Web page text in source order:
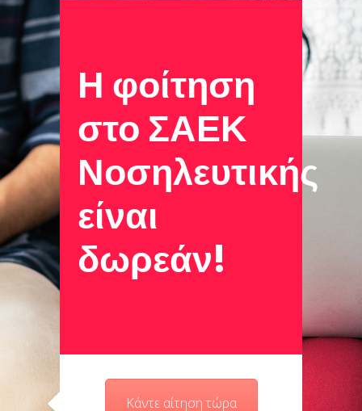
Η φοίτηση
στο ΣΑΕΚ
Νοσηλευτικής
είναι
δωρεάν!
Κάντε αίτηση τώρα